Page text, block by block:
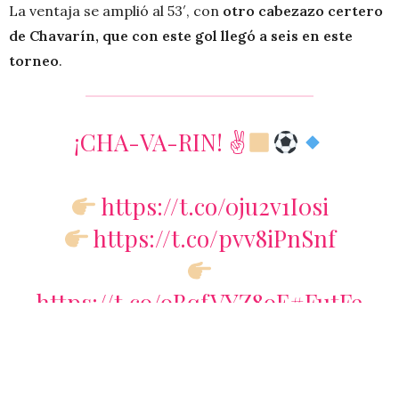
La ventaja se amplió al 53′, con otro cabezazo certero
de Chavarín, que con este gol llegó a seis en este
torneo.
¡CHA-VA-RIN! ✌
https://t.co/0ju2v1I0si
https://t.co/pvv8iPnSnf
https://t.co/oBqfVYZ8oE#FutFe